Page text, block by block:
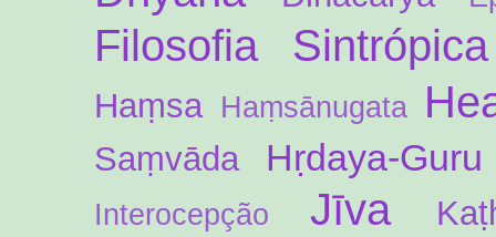
Filosofia Sintrópica
Haṃsa Haṃsānugata
Saṃvāda Hṛdaya-Guru
Interocepção Jīva